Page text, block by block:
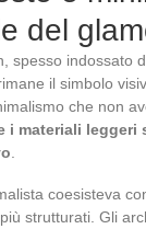
del
spesso indossato
il simbolo
che non
i materiali
coesisteva
strutturati. Gli